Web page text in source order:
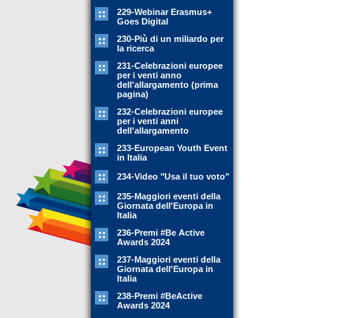
229-Webinar Erasmus+
Goes Digital
230-Più di un miliardo per
la ricerca
231-Celebrazioni europee
per i venti anno
dell'allargamento (prima
pagina)
232-Celebrazioni europee
per i venti anni
dell'allargamento
233-European Youth Event
in Italia
234-Video "Usa il tuo voto"
235-Maggiori eventi della
Giornata dell'Europa in
Italia
236-Premi #Be Active
Awards 2024
237-Maggiori eventi della
Giornata dell'Europa in
Italia
238-Premi #BeActive
Awards 2024